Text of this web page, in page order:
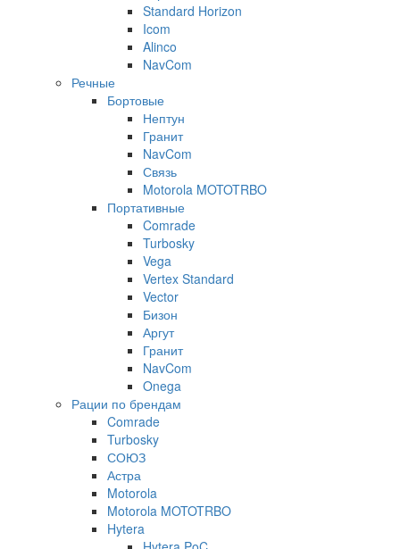
Standard Horizon
Icom
Alinco
NavCom
Речные
Бортовые
Нептун
Гранит
NavCom
Связь
Motorola MOTOTRBO
Портативные
Comrade
Turbosky
Vega
Vertex Standard
Vector
Бизон
Аргут
Гранит
NavCom
Onega
Рации по брендам
Comrade
Turbosky
СОЮЗ
Астра
Motorola
Motorola MOTOTRBO
Hytera